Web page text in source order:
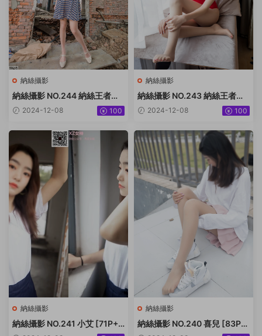
納絲攝影
納絲攝影 NO.244 納絲王者版
小迪 [92P+1222M]
2024-12-08 100
納絲攝影
納絲攝影 NO.243 納絲王者版
潔 [99P1V+1.54G]
2024-12-08 100
納絲攝影
納絲攝影 NO.241 小艾 [71P+7
納絲攝影
納絲攝影 NO.240 喜兒 [83P+